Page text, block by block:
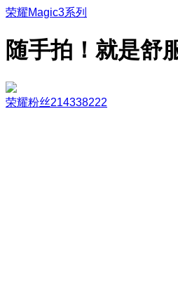
荣耀Magic3系列
随手拍！就是舒
荣耀粉丝214338222